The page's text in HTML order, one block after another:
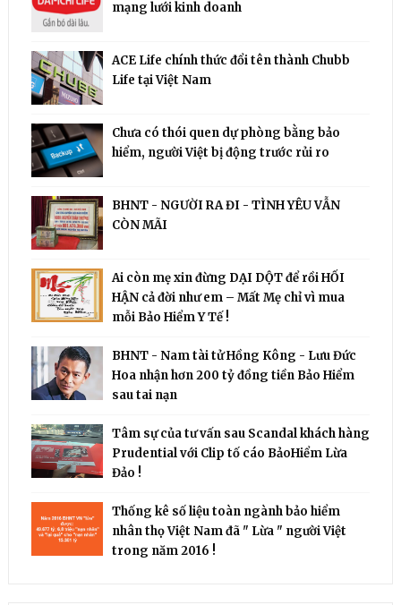
mạng lưới kinh doanh
ACE Life chính thức đổi tên thành Chubb
Life tại Việt Nam
Chưa có thói quen dự phòng bằng bảo
hiểm, người Việt bị động trước rủi ro
BHNT - NGƯỜI RA ĐI - TÌNH YÊU VẪN
CÒN MÃI
Ai còn mẹ xin đừng DẠI DỘT để rồi HỐI
HẬN cả đời như em – Mất Mẹ chỉ vì mua
mỗi Bảo Hiểm Y Tế !
BHNT - Nam tài tử Hồng Kông - Lưu Đức
Hoa nhận hơn 200 tỷ đồng tiền Bảo Hiểm
sau tai nạn
Tâm sự của tư vấn sau Scandal khách hàng
Prudential với Clip tố cáo BảoHiểm Lừa
Đảo !
Thống kê số liệu toàn ngành bảo hiểm
nhân thọ Việt Nam đã " Lừa " người Việt
trong năm 2016 !